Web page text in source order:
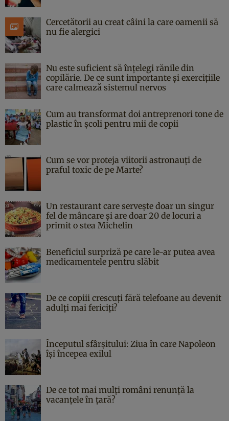
Cercetătorii au creat câini la care oamenii să
nu fie alergici
Nu este suficient să înțelegi rănile din
copilărie. De ce sunt importante și exercițiile
care calmează sistemul nervos
Cum au transformat doi antreprenori tone de
plastic în școli pentru mii de copii
Cum se vor proteja viitorii astronauți de
praful toxic de pe Marte?
Un restaurant care servește doar un singur
fel de mâncare și are doar 20 de locuri a
primit o stea Michelin
Beneficiul surpriză pe care le-ar putea avea
medicamentele pentru slăbit
De ce copiii crescuți fără telefoane au devenit
adulți mai fericiți?
Începutul sfârşitului: Ziua în care Napoleon
îşi începea exilul
De ce tot mai mulți români renunță la
vacanțele în țară?